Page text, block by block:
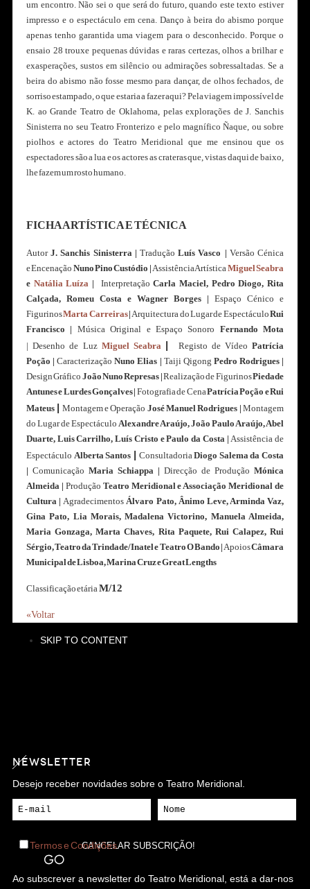
um encontro. Não sei o que será do futuro, quando este texto estiver
impresso e o espectáculo em cena. Danço à beira do abismo porque
apenas tenho garantida uma viagem para o desconhecido. Porque o
ensaio 28 trouxe pequenas dúvidas e raras certezas, olhos a brilhar e
exasperações, sustos em silêncio ou admirações sobressaltadas. Se a
beira do abismo não fosse mesmo para dançar, de olhos fechados, de
sorriso estampado, o que estaria a fazer aqui? Pela viagem impossível de
K. ao Grande Teatro de Oklahoma, pelas explorações de J. Sanchis
Sinisterra no seu Teatro Fronterizo e pelo magnífico Ñaque, ou sobre
piolhos e actores do Teatro Meridional que me ensinou que os
espectadores são a lua e os actores as crateras que, vistas daqui de baixo,
lhe fazem um rosto humano.
FICHA ARTÍSTICA E TÉCNICA
AutorJ. Sanchis Sinisterra |TraduçãoLuís Vasco | Versão Cénica
e Encenação Nuno Pino Custódio |Assistência ArtísticaMiguel Seabra
e Natália Luíza | Interpretação Carla Maciel, Pedro Diogo, Rita
Calçada, Romeu Costa e Wagner Borges | Espaço Cénico e
FigurinosMarta Carreiras|Arquitectura do Lugar de EspectáculoRui
Francisco | Música Original e Espaço Sonoro Fernando Mota
|Desenho de Luz Miguel Seabra Registo de VídeoPatrícia
Poção | CaracterizaçãoNuno Elias | Taiji Qigong Pedro Rodrigues |
Design Gráfico João Nuno Represas |Realização de FigurinosPiedade
Antunes e Lurdes Gonçalves| Fotografia de CenaPatrícia Poção e Rui
Mateus
Montagem e Operação José Manuel Rodrigues | Montagem
do Lugar de Espectáculo Alexandre Araújo, João Paulo Araújo, Abel
Duarte, Luis Carrilho, Luís Cristo e Paulo da Costa | Assistência de
Espectáculo Alberta Santos ConsultadoriaDiogo Salema da Costa
| Comunicação Maria Schiappa | Direcção de Produção Mónica
Almeida | Produção Teatro Meridional e Associação Meridional de
Cultura |AgradecimentosÁlvaro Pato, Ânimo Leve, Arminda Vaz,
Gina Pato, Lia Morais, Madalena Victorino, Manuela Almeida,
Maria Gonzaga, Marta Chaves, Rita Paquete, Rui Calapez, Rui
Sérgio, Teatro da Trindade/Inatel e Teatro O Bando |ApoiosCâmara
Municipal de Lisboa, Marina Cruz e Great Lengths
Classificação etáriaM/12
«Voltar
SKIP TO CONTENT
NEWSLETTER
Desejo receber novidades sobre o Teatro Meridional.
Termos e Condições
Ao subscrever a newsletter do Teatro Meridional, está a dar-nos